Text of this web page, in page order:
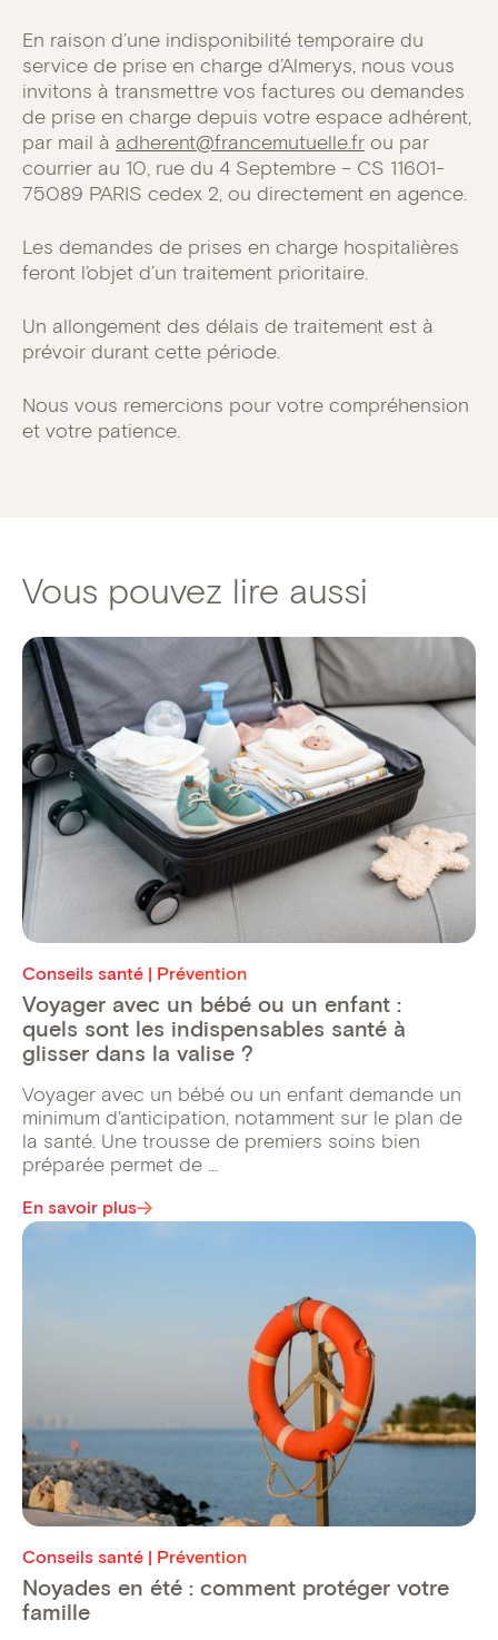
En raison d’une indisponibilité temporaire du
service de prise en charge d’Almerys, nous vous
invitons à transmettre vos factures ou demandes
de prise en charge depuis votre espace adhérent,
par mail à adherent@francemutuelle.fr ou par
courrier au 10, rue du 4 Septembre – CS 11601-
75089 PARIS cedex 2, ou directement en agence.
Les demandes de prises en charge hospitalières
feront l’objet d’un traitement prioritaire.
Un allongement des délais de traitement est à
prévoir durant cette période.
Nous vous remercions pour votre compréhension
et votre patience.
Vous pouvez lire aussi
Conseils santé | Prévention
Voyager avec un bébé ou un enfant :
quels sont les indispensables santé à
glisser dans la valise ?
Voyager avec un bébé ou un enfant demande un
minimum d'anticipation, notamment sur le plan de
la santé. Une trousse de premiers soins bien
préparée permet de ...
En savoir plus
Conseils santé | Prévention
Noyades en été : comment protéger votre
famille